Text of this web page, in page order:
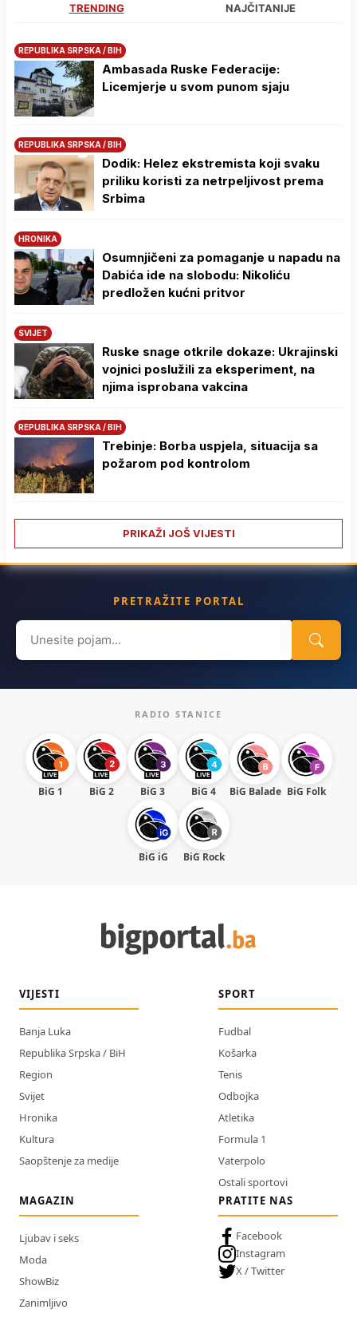
TRENDING NAJČITANIJE
REPUBLIKA SRPSKA / BIH
Ambasada Ruske Federacije:
Licemjerje u svom punom sjaju
REPUBLIKA SRPSKA / BIH
Dodik: Helez ekstremista koji svaku
priliku koristi za netrpeljivost prema
Srbima
HRONIKA
Osumnjičeni za pomaganje u napadu na
Dabića ide na slobodu: Nikoliću
predložen kućni pritvor
SVIJET
Ruske snage otkrile dokaze: Ukrajinski
vojnici poslužili za eksperiment, na
njima isprobana vakcina
REPUBLIKA SRPSKA / BIH
Trebinje: Borba uspjela, situacija sa
požarom pod kontrolom
PRIKAŽI JOŠ VIJESTI
PRETRAŽITE PORTAL
Search
for:
RADIO STANICE
BiG 1 BiG 2 BiG 3 BiG 4 BiG Balade BiG Folk
BiG iG BiG Rock
VIJESTI
Banja Luka
Republika Srpska / BiH
Region
Svijet
Hronika
Kultura
Saopštenje za medije
SPORT
Fudbal
Košarka
Tenis
Odbojka
Atletika
Formula 1
Vaterpolo
Ostali sportovi
MAGAZIN
Ljubav i seks
Moda
ShowBiz
Zanimljivo
PRATITE NAS
Facebook
Instagram
X / Twitter